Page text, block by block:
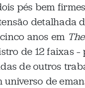
pés bem
detalhada
anos em
de 12 faixas –
de outros
universo de